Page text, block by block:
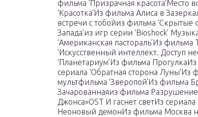
фильма ‘Призрачная красота’Место
‘Красотка’Из фильма Алиса в
встречи с тобойиз фильма
Запада’из игр серии ‘Bioshock’
‘Американская пастораль’Из
‘Искусственный интеллект. Доступ
‘Планетариум’Из фильма
сериала ‘Обратная сторона
мультфильма ‘Зверопой’Из фильма
Зачарованнаяиз фильма
Джонса»OST И гаснет светИз
Неоновый демонИз фильма Москва